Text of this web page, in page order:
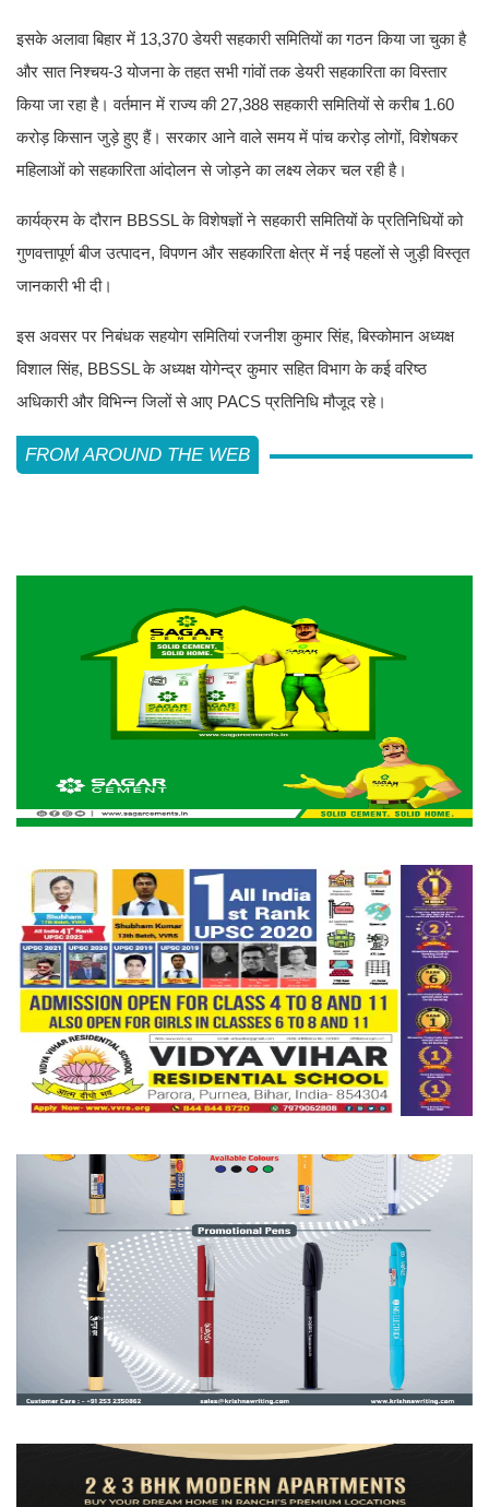
इसके अलावा बिहार में 13,370 डेयरी सहकारी समितियों का गठन किया जा चुका है
और सात निश्चय-3 योजना के तहत सभी गांवों तक डेयरी सहकारिता का विस्तार
किया जा रहा है। वर्तमान में राज्य की 27,388 सहकारी समितियों से करीब 1.60
करोड़ किसान जुड़े हुए हैं। सरकार आने वाले समय में पांच करोड़ लोगों, विशेषकर
महिलाओं को सहकारिता आंदोलन से जोड़ने का लक्ष्य लेकर चल रही है।
कार्यक्रम के दौरान BBSSL के विशेषज्ञों ने सहकारी समितियों के प्रतिनिधियों को
गुणवत्तापूर्ण बीज उत्पादन, विपणन और सहकारिता क्षेत्र में नई पहलों से जुड़ी विस्तृत
जानकारी भी दी।
इस अवसर पर निबंधक सहयोग समितियां रजनीश कुमार सिंह, बिस्कोमान अध्यक्ष
विशाल सिंह, BBSSL के अध्यक्ष योगेन्द्र कुमार सहित विभाग के कई वरिष्ठ
अधिकारी और विभिन्न जिलों से आए PACS प्रतिनिधि मौजूद रहे।
FROM AROUND THE WEB